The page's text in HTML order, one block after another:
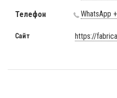
Телефон WhatsApp
Сайт https://